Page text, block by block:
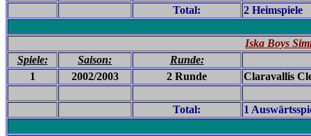
Total: 2 Heimspiele
Iska Boys
Spiele:
Saison:
Runde:
1
2002/2003 2 Runde Claravallis
Total: 1